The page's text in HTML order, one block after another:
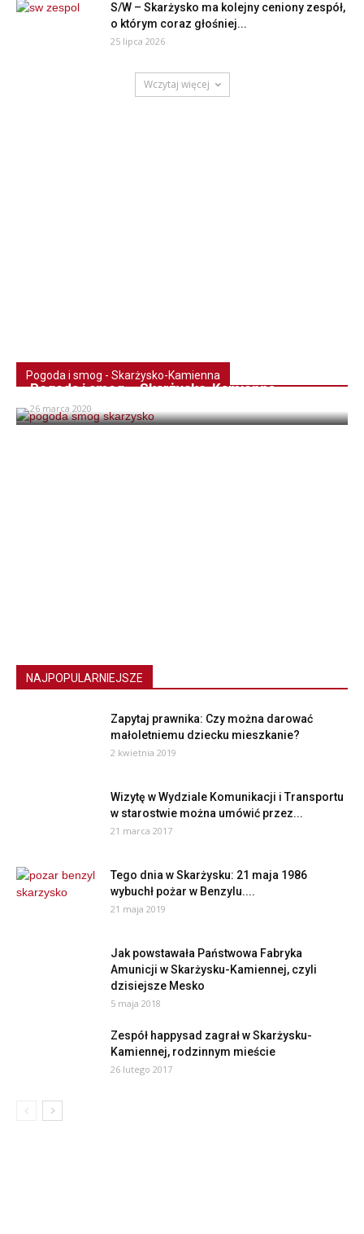
S/W – Skarżysko ma kolejny ceniony zespół,
o którym coraz głośniej...
25 lipca 2026
Wczytaj więcej
Pogoda i smog - Skarżysko-Kamienna
Pogoda i smog – Skarżysko-Kamienna
26 marca 2020
NAJPOPULARNIEJSZE
Zapytaj prawnika: Czy można darować
małoletniemu dziecku mieszkanie?
2 kwietnia 2019
Wizytę w Wydziale Komunikacji i Transportu
w starostwie można umówić przez...
21 marca 2017
Tego dnia w Skarżysku: 21 maja 1986
wybuchł pożar w Benzylu....
21 maja 2019
Jak powstawała Państwowa Fabryka
Amunicji w Skarżysku-Kamiennej, czyli
dzisiejsze Mesko
5 maja 2018
Zespół happysad zagrał w Skarżysku-
Kamiennej, rodzinnym mieście
26 lutego 2017